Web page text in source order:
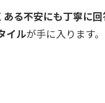
ある不安にも丁寧に
イルが手に入ります。